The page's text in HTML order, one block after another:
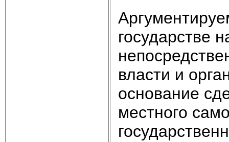
государстве
власти и
основание
местного